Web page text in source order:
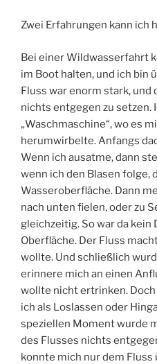
Zwei Erfahrungen kann ich
Bei einer Wildwasserfahrt
im Boot halten, und ich bin
Fluss war enorm stark,
nichts entgegen zu setzen.
„Waschmaschine“, wo es
herumwirbelte. Anfangs
Wenn ich ausatme, dann
wenn ich den Blasen folge,
Wasseroberfläche. Dann
nach unten fielen, oder zu
gleichzeitig. So war da kein
Oberfläche. Der Fluss
wollte. Und schließlich
erinnere mich an einen
wollte nicht ertrinken. Doch
ich als Loslassen oder
speziellen Moment wurde
des Flusses nichts
konnte mich nur dem